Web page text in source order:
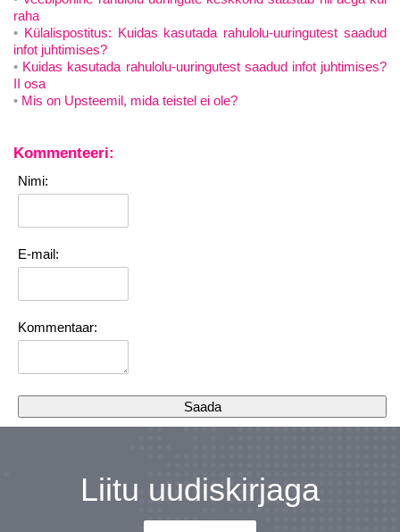
raha
Külalispostitus: Kuidas kasutada rahulolu-uuringutest saadud
infot juhtimises?
Kuidas kasutada rahulolu-uuringutest saadud infot juhtimises?
II osa
Mis on Upsteemil, mida teistel ei ole?
Kommenteeri:
Nimi:
E-mail:
Kommentaar:
Liitu uudiskirjaga